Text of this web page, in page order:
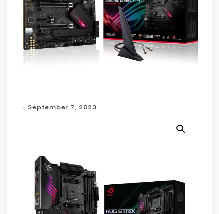
- September 7, 2023